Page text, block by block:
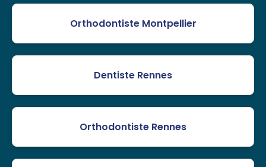
Orthodontiste Montpellier
Dentiste Rennes
Orthodontiste Rennes